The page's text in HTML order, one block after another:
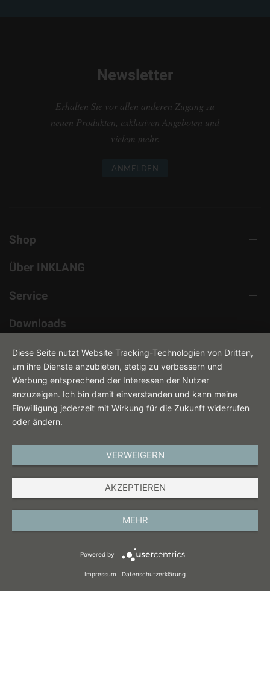
Newsletter
Erhalten Sie vor allen anderen Zugang zu
neuen Produkten, exklusiven Angeboten und
vielem mehr.
ANMELDEN
Shop
Über INKLANG
Service
Downloads
Kontakt
Diese Seite nutzt Website Tracking-Technologien von Dritten,
um ihre Dienste anzubieten, stetig zu verbessern und
Werbung entsprechend der Interessen der Nutzer
anzuzeigen. Ich bin damit einverstanden und kann meine
Einwilligung jederzeit mit Wirkung für die Zukunft widerrufen
oder ändern.
VERWEIGERN
AKZEPTIEREN
MEHR
Powered by
Impressum Datenschutzerklärung